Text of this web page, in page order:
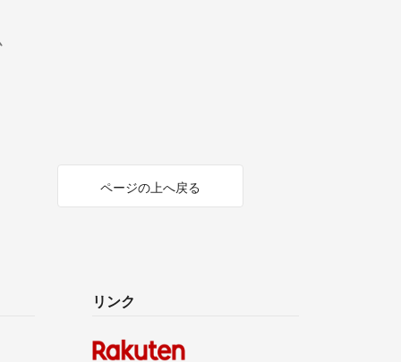
ページの上へ戻る
リンク